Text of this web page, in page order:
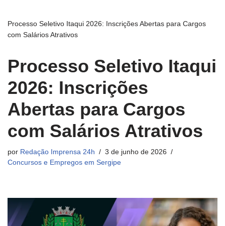
Processo Seletivo Itaqui 2026: Inscrições Abertas para Cargos
com Salários Atrativos
Processo Seletivo Itaqui
2026: Inscrições
Abertas para Cargos
com Salários Atrativos
por Redação Imprensa 24h
3 de junho de 2026
Concursos e Empregos em Sergipe